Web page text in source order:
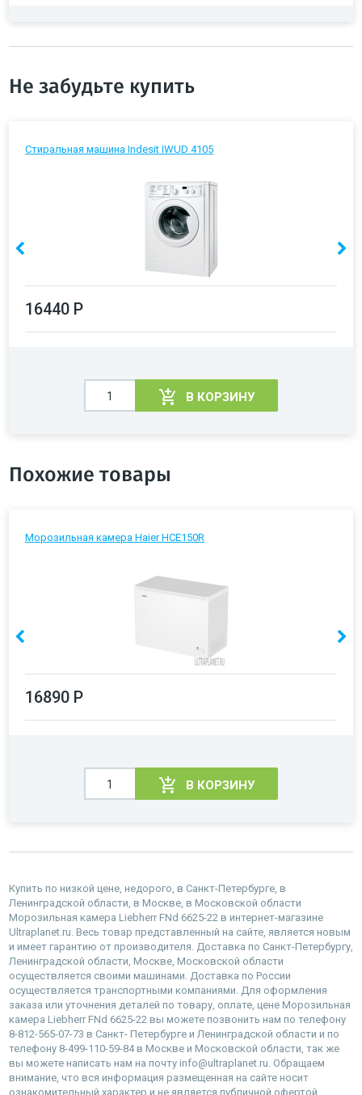
Не забудьте купить
Стиральная машина Indesit IWUD 4105
16440 Р
В КОРЗИНУ
Похожие товары
Морозильная камера Haier HCE150R
16890 Р
В КОРЗИНУ
Купить по низкой цене, недорого, в Санкт-Петербурге, в
Ленинградской области, в Москве, в Московской области
Морозильная камера Liebherr FNd 6625-22 в интернет-магазине
Ultraplanet.ru. Весь товар представленный на сайте, является новым
и имеет гарантию от производителя. Доставка по Санкт-Петербургу,
Ленинградской области, Москве, Московской области
осуществляется своими машинами. Доставка по России
осуществляется транспортными компаниями. Для оформления
заказа или уточнения деталей по товару, оплате, цене Морозильная
камера Liebherr FNd 6625-22 вы можете позвонить нам по телефону
8-812-565-07-73 в Санкт- Петербурге и Ленинградской области и по
телефону 8-499-110-59-84 в Москве и Московской области, так же
вы можете написать нам на почту info@ultraplanet.ru. Обращаем
внимание, что вся информация размещенная на сайте носит
ознакомительный характер и не является публичной офертой.